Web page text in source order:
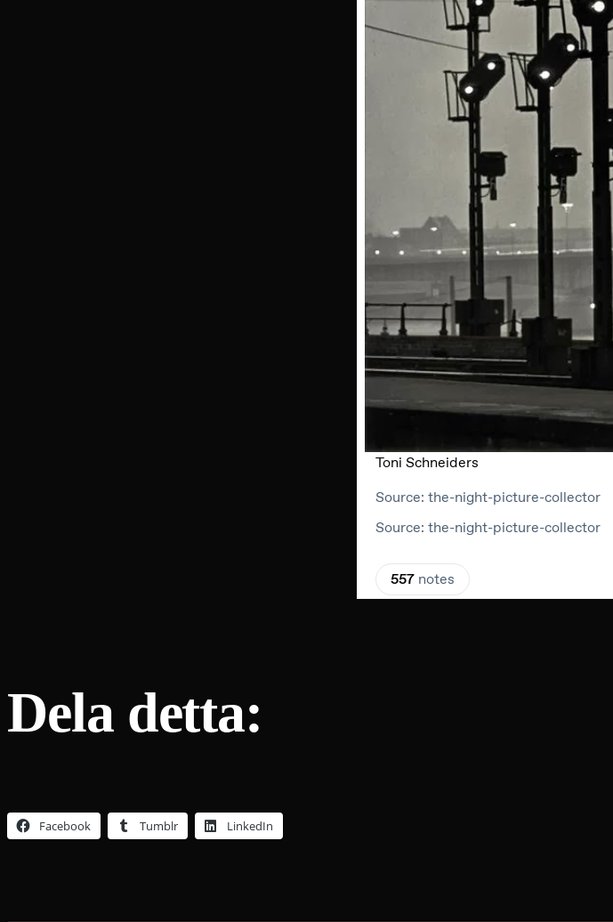
Dela detta:
Facebook Tumblr LinkedIn